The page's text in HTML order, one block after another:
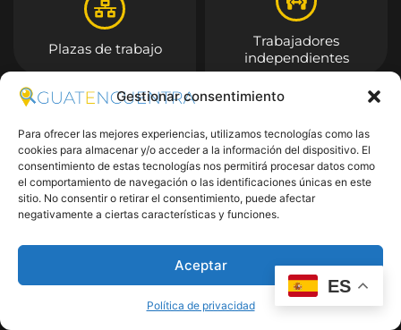
Gestionar consentimiento
Para ofrecer las mejores experiencias, utilizamos tecnologías como las
cookies para almacenar y/o acceder a la información del dispositivo. El
consentimiento de estas tecnologías nos permitirá procesar datos como
el comportamiento de navegación o las identificaciones únicas en este
sitio. No consentir o retirar el consentimiento, puede afectar
negativamente a ciertas características y funciones.
Aceptar
Política de privacidad
Plazas de trabajo
Trabajadores
independientes
Entrar
ES